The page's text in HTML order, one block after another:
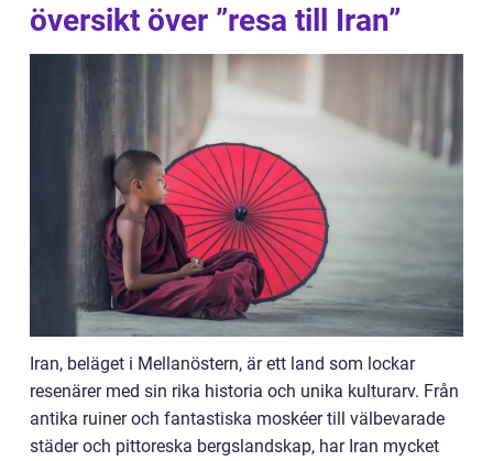
översikt över ”resa till Iran”
Iran, beläget i Mellanöstern, är ett land som lockar
resenärer med sin rika historia och unika kulturarv. Från
antika ruiner och fantastiska moskéer till välbevarade
städer och pittoreska bergslandskap, har Iran mycket